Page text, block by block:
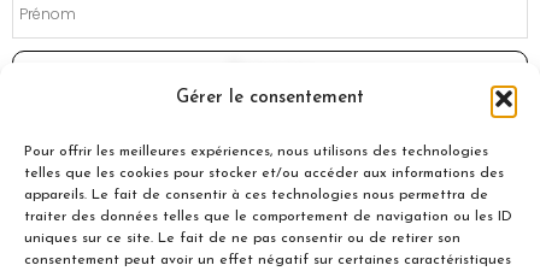
Gérer le consentement
Pour offrir les meilleures expériences, nous utilisons des technologies
telles que les cookies pour stocker et/ou accéder aux informations des
appareils. Le fait de consentir à ces technologies nous permettra de
traiter des données telles que le comportement de navigation ou les ID
uniques sur ce site. Le fait de ne pas consentir ou de retirer son
consentement peut avoir un effet négatif sur certaines caractéristiques